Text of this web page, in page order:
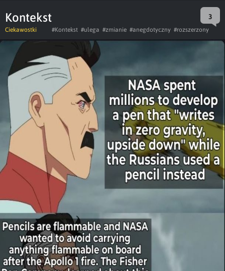
Kontekst 3
Ciekawostki #Kontekst #ulega #zmianie #anegdotyczny #rozszerzony